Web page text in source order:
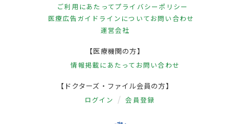
ご利用にあたってプライバシーポリシー
医療広告ガイドラインについてお問い合わせ
運営会社
【医療機関の方】
情報掲載にあたって お問い合わせ
【ドクターズ・ファイル会員の方】
ログイン 会員登録